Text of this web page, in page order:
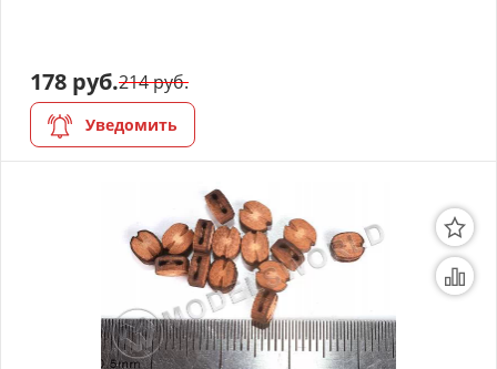
178 руб.214 руб.
Уведомить